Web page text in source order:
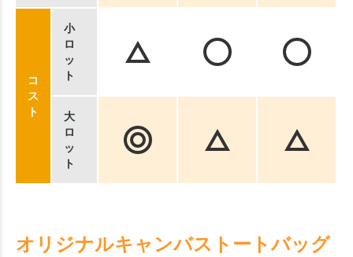
コ
ス
ト
小
ロ
ッ
ト
大
ロ
ッ
ト
オリジナルキャンバストートバッグ